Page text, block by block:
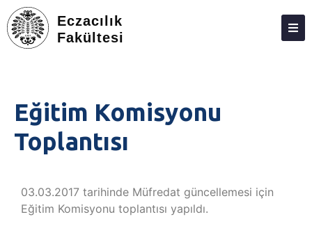
Eczacılık
Fakültesi
EĞITIM
ARAŞTIRMA
ETKINLIKLER
Eğitim Komisyonu
Toplantısı
03.03.2017 tarihinde Müfredat güncellemesi için
Eğitim Komisyonu toplantısı yapıldı.